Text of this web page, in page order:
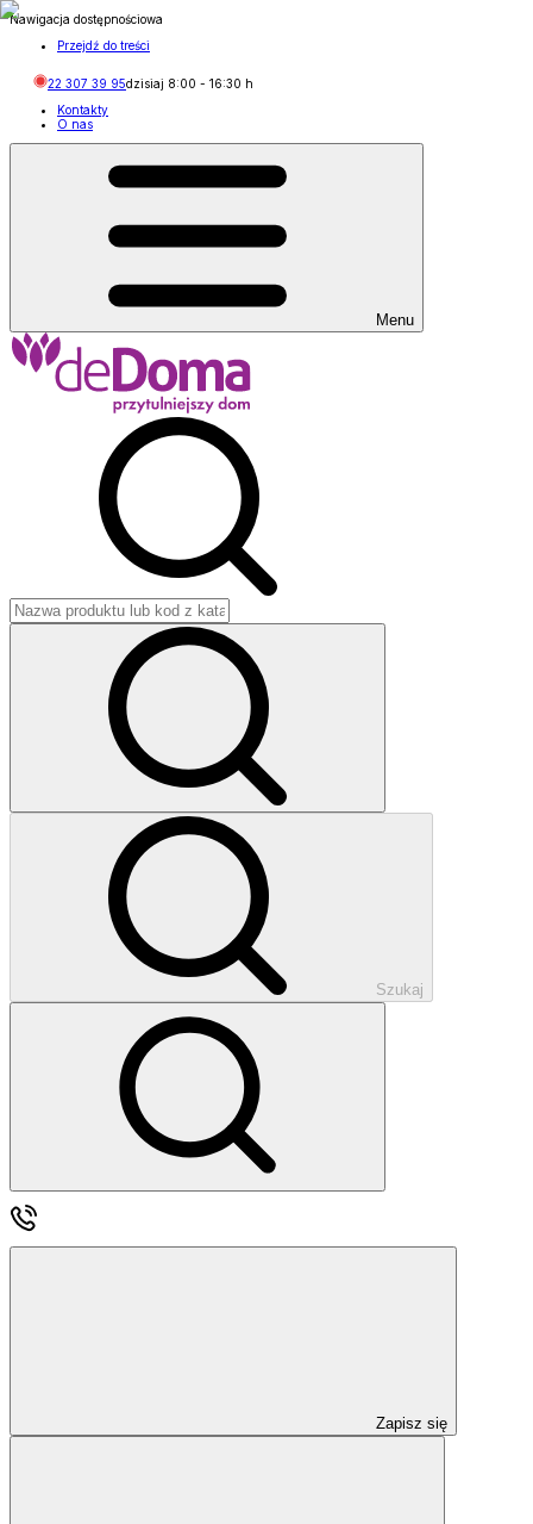
Nawigacja dostępnościowa
Przejdź do treści
22 307 39 95dzisiaj 8:00 - 16:30 h
Kontakty
O nas
Menu
Szukaj
Zapisz się